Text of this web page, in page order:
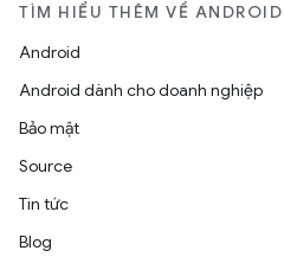
TÌM HIỂU THÊM VỀ ANDROID
Android
Android dành cho doanh nghiệp
Bảo mật
Source
Tin tức
Blog